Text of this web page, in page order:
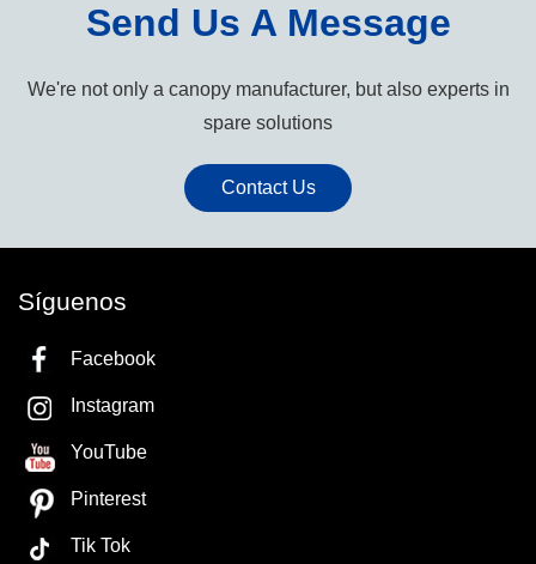
Send Us A Message
We're not only a canopy manufacturer, but also experts in
spare solutions
Contact Us
Síguenos
Facebook
Instagram
YouTube
Pinterest
Tik Tok